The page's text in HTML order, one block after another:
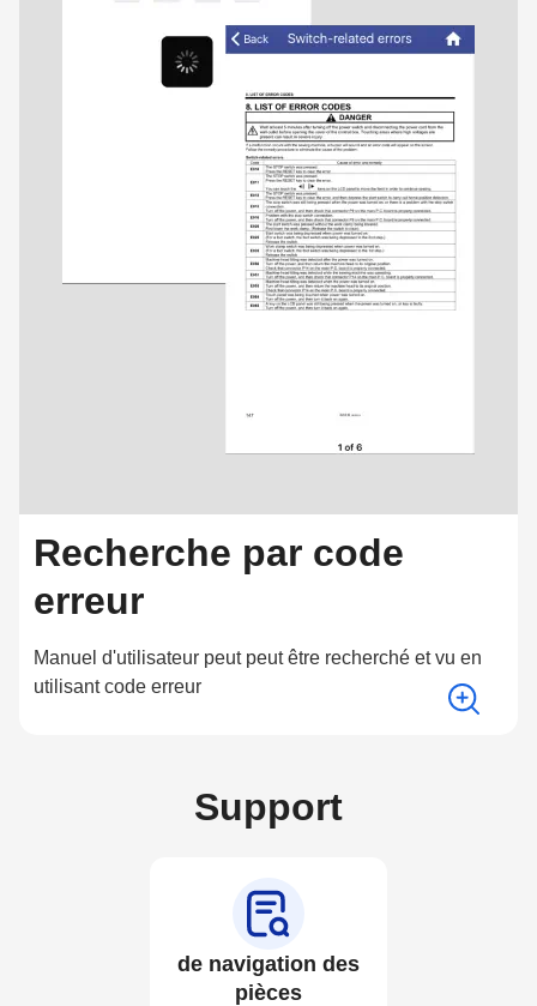
Recherche par code
erreur
Manuel d'utilisateur peut peut être recherché et vu en
utilisant code erreur
Support
de navigation des
pièces